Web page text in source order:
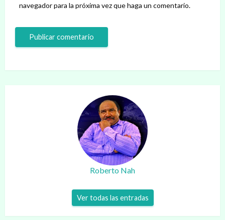
navegador para la próxima vez que haga un comentario.
Roberto Nah
Ver todas las entradas